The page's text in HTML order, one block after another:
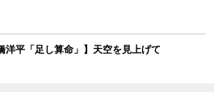
洋平「足し算命」】天空を見上げて